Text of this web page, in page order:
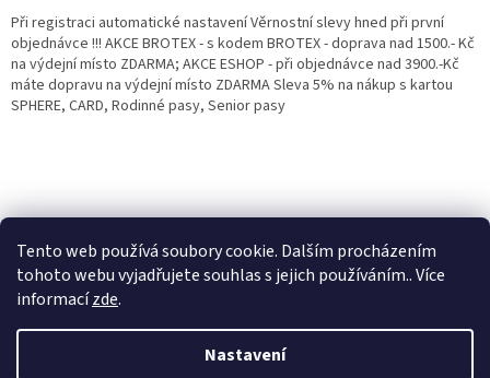
Tento web používá soubory cookie. Dalším procházením
tohoto webu vyjadřujete souhlas s jejich používáním.. Více
informacízde.
Nastavení
nastavená Věrnostní sleva 3% - 10% na Všechny Vaše další nákupy. Čím
Při registraci automatické nastavení Věrnostní slevy hned při první
objednávce !!! AKCE BROTEX - s kodem BROTEX - doprava nad 1500.- Kč
na výdejní místo ZDARMA; AKCE ESHOP - při objednávce nad 3900.-Kč
máte dopravu na výdejní místo ZDARMA Sleva 5% na nákup s kartou
SPHERE, CARD, Rodinné pasy, Senior pasy